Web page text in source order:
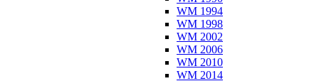
WM 1994
WM 1998
WM 2002
WM 2006
WM 2010
WM 2014